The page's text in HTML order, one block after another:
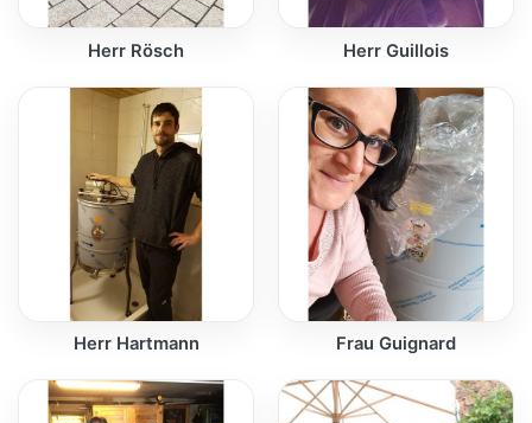
Herr Rösch Herr Guillois
Herr Hartmann Frau Guignard